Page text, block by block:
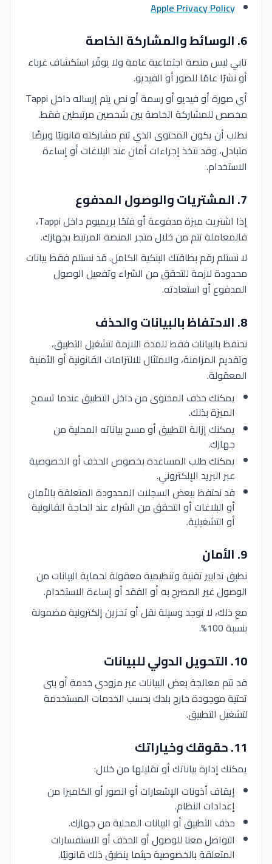
Apple Privacy Policy
6
.الوسائط والمشاركة الخاصة
تابي ليس منصة اجتماعية عامة ولا يوفّر استكشاف غرباء
أو نشرًا عامًا للصور أو الفيديو.
أي صورة أو فيديو أو رسمة أو نص يتم إرساله داخل Tappi
مخصص للمشاركة الخاصة بين شخصين مرتبطين فقط.
نطلب أن يكون المحتوى الذي تتم مشاركته قانونيًا وبرضًا
متبادل، وقد نتخذ إجراءات أمان عند البلاغات أو إساءة
الاستخدام.
7
.المشتريات والوصول المدفوع
إذا اشتريت ميزة مدفوعة أو فتحًا بريميوم داخل Tappi،
فالمعاملة تتم من خلال متجر المنصة المرتبط بجهازك.
لا نستلم رقم بطاقتك البنكية الكامل. قد نستلم فقط بيانات
محدودة لازمة للتحقق من الشراء وتفعيل الوصول
المدفوع أو استعادته.
8
.الاحتفاظ بالبيانات والحذف
نحتفظ بالبيانات فقط للمدة اللازمة لتشغيل التطبيق،
وتقديم المزامنة، والامتثال للالتزامات القانونية أو الأمنية
المعقولة.
يمكنك حذف المحتوى من داخل التطبيق عندما تسمح
الميزة بذلك.
يمكنك إزالة التطبيق أو مسح بياناته المحلية من
جهازك.
يمكنك طلب المساعدة بخصوص الحذف أو الخصوصية
عبر البريد الإلكتروني.
قد نحتفظ ببعض السجلات المحدودة المتعلقة بالأمان
أو البلاغات أو التحقق من الشراء عند الحاجة القانونية
أو التشغيلية.
9
.الأمان
نطبق تدابير تقنية وتنظيمية معقولة لحماية البيانات من
الوصول غير المصرح به أو الفقد أو إساءة الاستخدام.
مع ذلك، لا توجد وسيلة نقل أو تخزين إلكترونية مضمونة
بنسبة 100%.
10
.التحويل الدولي للبيانات
قد تتم معالجة بعض البيانات عبر مزودي خدمة أو بنى
تحتية موجودة خارج بلدك بحسب الخدمات المستخدمة
لتشغيل التطبيق.
11
.حقوقك وخياراتك
يمكنك إدارة بياناتك أو تقليلها من خلال:
إيقاف أذونات الإشعارات أو الصور أو الكاميرا من
إعدادات النظام.
حذف التطبيق أو البيانات المحلية من جهازك.
التواصل معنا للوصول أو الحذف أو الاستفسارات
المتعلقة بالخصوصية حيثما ينطبق ذلك قانونيًا.